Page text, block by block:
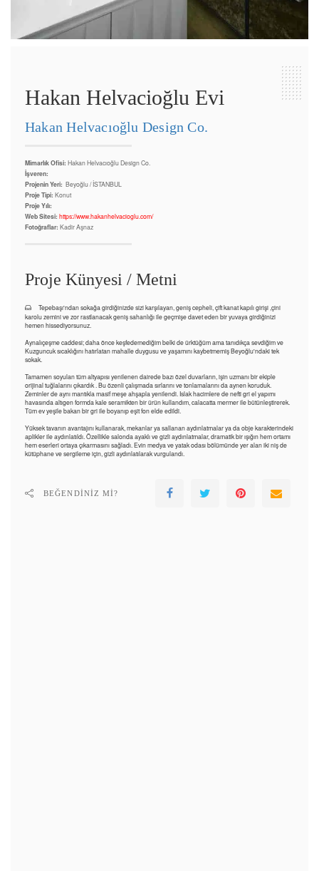
Hakan Helvacioğlu Evi
Hakan Helvacıoğlu Design Co.
Mimarlık Ofisi: Hakan Helvacıoğlu Design Co.
İşveren:
Projenin Yeri: Beyoğlu / İSTANBUL
Proje Tipi: Konut
Proje Yılı:
Web Sitesi: https://www.hakanhelvacioglu.com/
Fotoğraflar: Kadir Aşnaz
Proje Künyesi / Metni
Tepebaşı'ndan sokağa girdiğinizde sizi karşılayan, geniş cepheli, çift kanat kapılı girişi ,çini
karolu zemini ve zor rastlanacak geniş sahanlığı ile geçmişe davet eden bir yuvaya girdiğinizi
hemen hissediyorsunuz.
Aynalıçeşme caddesi; daha önce keşfedemediğim belki de ürktüğüm ama tanıdıkça sevdiğim ve
Kuzguncuk sıcaklığını hatırlatan mahalle duygusu ve yaşamını kaybetmemiş Beyoğlu'ndaki tek
sokak.
Tamamen soyulan tüm altyapısı yenilenen dairede bazı özel duvarların, işin uzmanı bir ekiple
orijinal tuğlalarını çıkardık . Bu özenli çalışmada sırlarını ve tonlamalarını da aynen koruduk.
Zeminler de aynı mantıkla masif meşe ahşapla yenilendi. Islak hacimlere de nefti gri el yapımı
havasında altıgen formda kale seramikten bir ürün kullandım, calacatta mermer ile bütünleştirerek.
Tüm ev yeşile bakan bir gri ile boyanıp eşit fon elde edildi.
Yüksek tavanın avantajını kullanarak, mekanlar ya sallanan aydınlatmalar ya da obje karakterindeki
aplikler ile aydınlatıldı. Özellikle salonda ayaklı ve gizli aydınlatmalar, dramatik bir ışığın hem ortamı
hem eserleri ortaya çıkarmasını sağladı. Evin medya ve yatak odası bölümünde yer alan iki niş de
kütüphane ve sergileme için, gizli aydınlatılarak vurgulandı.
BEĞENDINIZ MI?